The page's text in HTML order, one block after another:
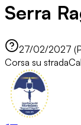
Serra
27/02/2027
Corsa su strada